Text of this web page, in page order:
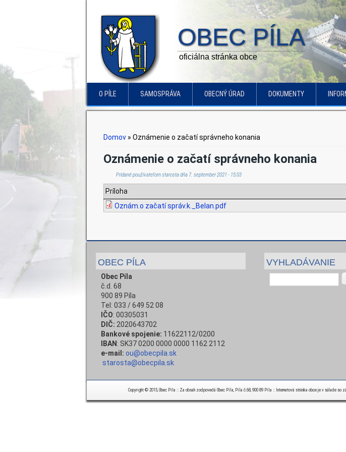
OBEC PÍLA
oficiálna stránka obce
O PÍLE SAMOSPRÁVA OBECNÝ ÚRAD DOKUMENTY
Nachádzate sa tu
Domov » Oznámenie o začatí správneho konania
Oznámenie o začatí správneho konania
Pridané používateľomstarostadňa 7. september 2021 - 15:03
Príloha
Oznám.o začatí správ.k._Belan.pdf
OBEC PÍLA
Obec Píla
č.d. 68
900 89 Píla
Tel: 033 / 649 52 08
IČO: 00305031
DIČ: 2020643702
Bankové spojenie: 11622112/0200
IBAN : SK37 0200 0000 0000 1162 2112
e-mail: ou@obecpila.sk
starosta@obecpila.sk
VYHLADÁVANIE
Copyright © 2015, Obec Píla :: Za obsah zodpovedá Obec Píla, Píla č.68, 900 89 Píla :: Internetová stránka obce je v súlade so